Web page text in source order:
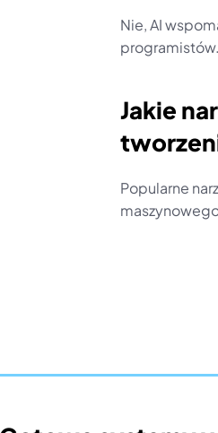
Nie, AI
programistów.
Jakie
Popularne